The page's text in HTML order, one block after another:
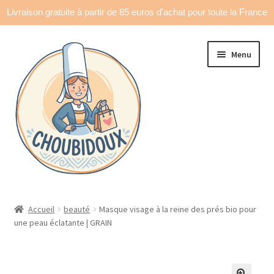
Livraison gratuite à partir de 85 euros d'achat pour toute la France
navigation
contenu
Menu
Made in France
le
Accueil beauté
Masque visage à la reine des prés bio pour
une peau éclatante | GRAIN